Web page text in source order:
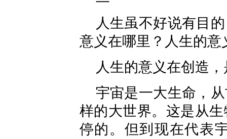
人生虽不好说有目
意义在哪里？人生的意
人生的意义在创造
宇宙是一大生命，
样的大世界。这是从
停的。但到现在代表